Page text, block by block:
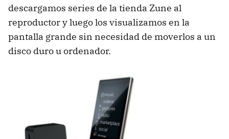
descargamos series de la tienda Zune al
reproductor y luego los visualizamos en la
pantalla grande sin necesidad de moverlos a un
disco duro u ordenador.